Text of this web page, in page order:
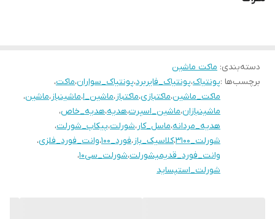
دسته‌بندی: ماکت ماشین
برچسب‌ها :پونتیاک،پونتیاک_فایربرد،پونتیاک_سواران،ماکت،
ماکت_ماشین،ماکتبازی،ماکتباز،ماشین_ا،ماشینباز،ماشین،
ماشینبازان،ماشین_اسپرت،هدیه،هدیه_خاص،
هدیه_مردانه،ماسل_کار،شورلت،پیکاپ_شورلت،
شورلت_۳۱۰۰
،کلاسیک_باز،فورد_۱۰۰ ،وانت_فورد_فلزی،
وانت_فورد_قدیمیشورلت،شورلت_سی۱۰ ،
شورلت_استپساید